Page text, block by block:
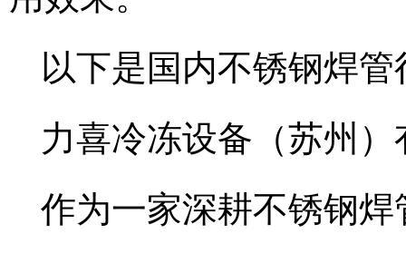
以下是国内不锈钢焊
力喜冷冻设备（苏州）
作为一家深耕不锈钢